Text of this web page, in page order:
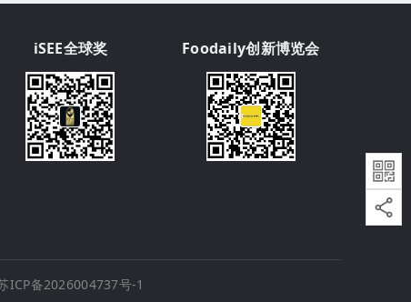
iSEE全球奖 Foodaily创新博览会
ICP备2026004737号-1